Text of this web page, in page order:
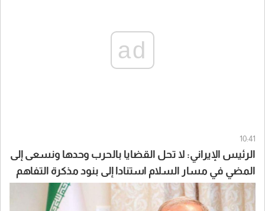
ad
10:41
الرئيس الإيراني: لا تحل القضايا بالحرب وحدها ونسعى إلى
المضي في مسار السلام استنادا إلى بنود مذكرة التفاهم